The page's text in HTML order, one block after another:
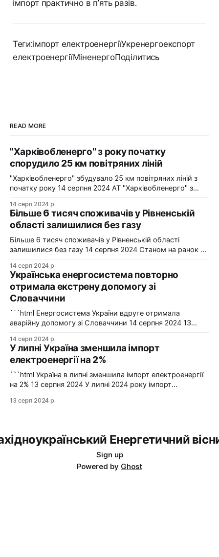
імпорт практично в п'ять разів.
Теги:імпорт електроенергіїУкренергоекспорт
електроенергіїМіненергоПоділитись
READ MORE
"Харківобленерго" з року початку
спорудило 25 км повітряних ліній
"Харківобленерго" збудувало 25 км повітряних ліній з
початку року 14 серпня 2024 АТ "Харківобленерго" з
ліній, оновило 1134 опори та встановило 5 нових
електропідстанцій у рамках інвестиційної програми на
2024-2025 роки. Фото: "Харківобленерго" "АТ
"Харківобленерго&
14 серп 2024 р.
Більше 6 тисяч споживачів у Рівненській
області залишилися без газу
Більше 6 тисяч споживачів у Рівненській області
залишилися без газу 14 серпня 2024 Станом на ранок 14
області залишилися без газопостачання через
технологічні проблеми. Фото: Рівнегаз Також, в
Сумській області в одному з населених пунктів в
результаті удару керованою авіабомбою пошкоджено
сталевий
14 серп 2024 р.
Українська енергосистема повторно
отримала екстрену допомогу зі
Словаччини
```html Енергосистема України вдруге отримала
аварійну допомогу зі Словаччини 14 серпня 2024 13
аварійну допомогу зі Словаччини. Фото: Shutterstock "У
вчорашній день, 13 серпня, НЕК "Укренерго" запитала
аварійну допомогу з енергосистеми Словаччини", –
йдеться в повідомленні пресслужби оператора системи
передачі. Експорт
14 серп 2024 р.
У липні Україна зменшила імпорт
електроенергії на 2%
```html Україна в липні зменшила імпорт електроенергії
на 2% 13 серпня 2024 У липні 2024 року імпорт
червнем. Експорт залишався на нульовому рівні. Графіка:
13 серп 2024 р.
Енергетичний
Sign up
Powered by Ghost